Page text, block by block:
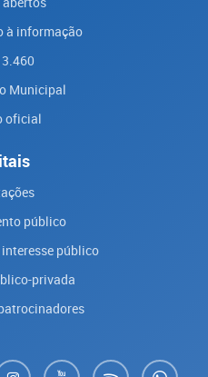
à informação
Municipal
oficial
público
público
privada